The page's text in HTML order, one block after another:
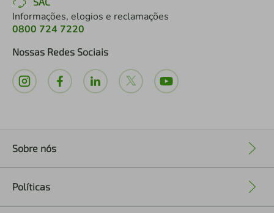
Informações, elogios e reclamações
0800 724 7220
Nossas Redes Sociais
Sobre nós
Políticas